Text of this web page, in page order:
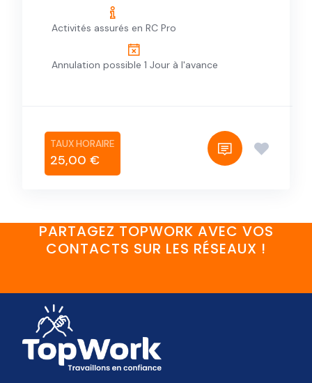
Activités assurés en RC Pro
Annulation possible 1 Jour à l'avance
25,00 €
PARTAGEZ TOPWORK AVEC VOS
CONTACTS SUR LES RÉSEAUX !